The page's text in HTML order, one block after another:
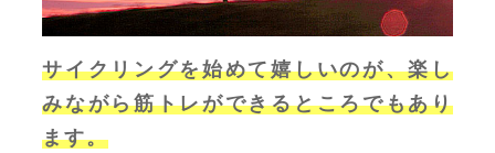
サイクリングを始めて嬉しいのが、楽し
みながら筋トレができるところでもあり
ます。